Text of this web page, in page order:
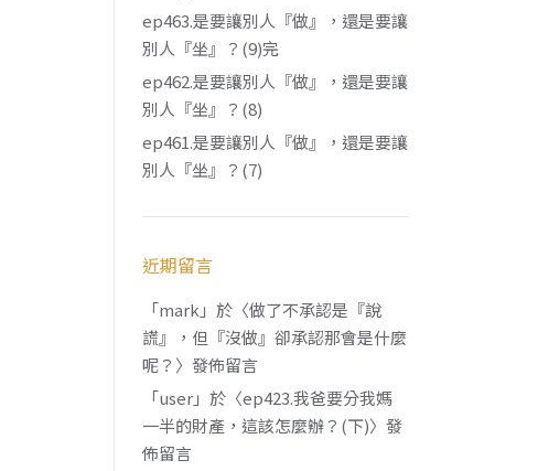
ep463.是要讓別人『做』，還是要讓
別人『坐』？(9)完
ep462.是要讓別人『做』，還是要讓
別人『坐』？(8)
ep461.是要讓別人『做』，還是要讓
別人『坐』？(7)
近期留言
「mark 」於〈做了不承認是『說
謊』，但『沒做』卻承認那會是什麼
呢？ 〉發佈留言
「user」於〈ep423.我爸要分我媽
一半的財產，這該怎麼辦？(下)〉發
佈留言